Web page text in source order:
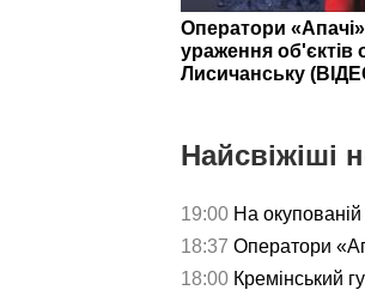
Оператори
ураження об'єктів
Лисичанську
Найсвіжіші
19:00 На
18:37 Оператори
18:00 Кремінський